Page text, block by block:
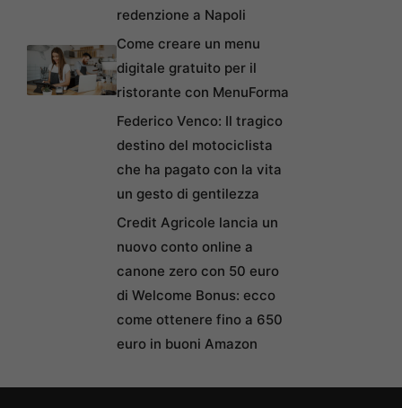
redenzione a Napoli
Come creare un menu
digitale gratuito per il
ristorante con MenuForma
Federico Venco: Il tragico
destino del motociclista
che ha pagato con la vita
un gesto di gentilezza
Credit Agricole lancia un
nuovo conto online a
canone zero con 50 euro
di Welcome Bonus: ecco
come ottenere fino a 650
euro in buoni Amazon